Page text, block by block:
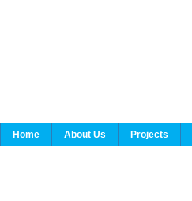
Home About Us Projects